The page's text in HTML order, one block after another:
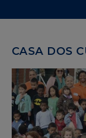
CASA DOS